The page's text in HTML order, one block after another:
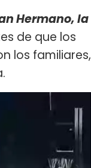
Hermano, la
de que los
los familiares,